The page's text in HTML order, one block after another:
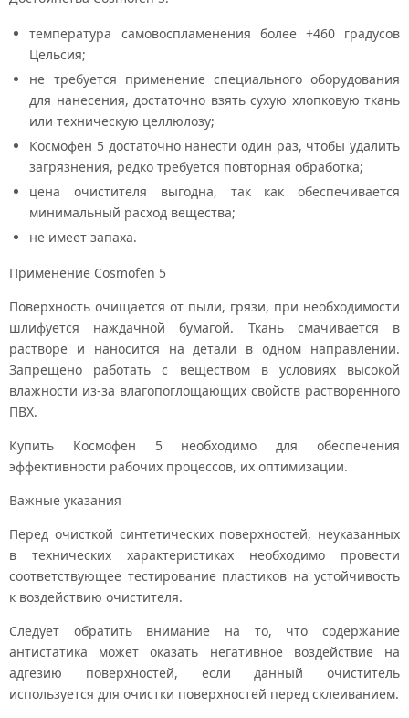
температура самовоспламенения более +460 градусов
Цельсия;
не требуется применение специального оборудования
для нанесения, достаточно взять сухую хлопковую ткань
или техническую целлюлозу;
Космофен 5 достаточно нанести один раз, чтобы удалить
загрязнения, редко требуется повторная обработка;
цена очистителя выгодна, так как обеспечивается
минимальный расход вещества;
не имеет запаха.
Применение Cosmofen 5
Поверхность очищается от пыли, грязи, при необходимости
шлифуется наждачной бумагой. Ткань смачивается в
растворе и наносится на детали в одном направлении.
Запрещено работать с веществом в условиях высокой
влажности из-за влагопоглощающих свойств растворенного
ПВХ.
Купить Космофен 5 необходимо для обеспечения
эффективности рабочих процессов, их оптимизации.
Важные указания
Перед очисткой синтетических поверхностей, неуказанных
в технических характеристиках необходимо провести
соответствующее тестирование пластиков на устойчивость
к воздействию очистителя.
Следует обратить внимание на то, что содержание
антистатика может оказать негативное воздействие на
адгезию поверхностей, если данный очиститель
используется для очистки поверхностей перед склеиванием.